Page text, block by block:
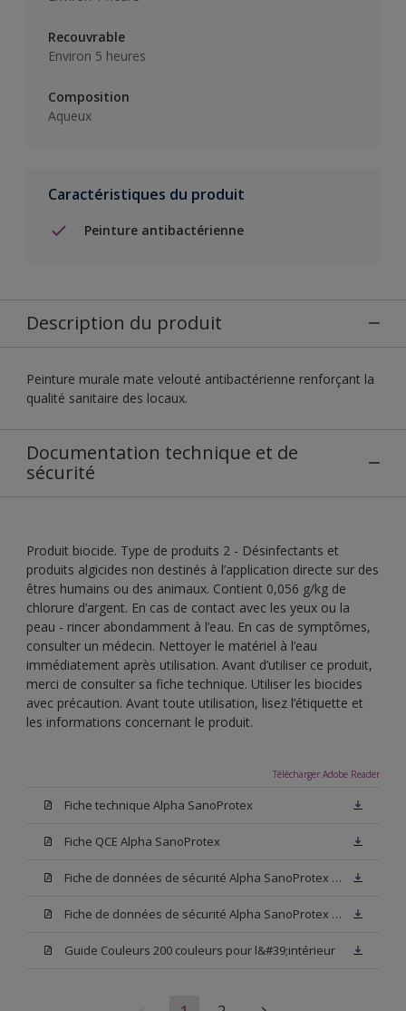
Recouvrable
Environ 5 heures
Composition
Aqueux
Caractéristiques du produit
Peinture antibactérienne
Description du produit
Peinture murale mate velouté antibactérienne renforçant la
qualité sanitaire des locaux.
Documentation technique et de
sécurité
Produit biocide. Type de produits 2 - Désinfectants et
produits algicides non destinés à l’application directe sur des
êtres humains ou des animaux. Contient 0,056 g/kg de
chlorure d’argent. En cas de contact avec les yeux ou la
peau - rincer abondamment à l’eau. En cas de symptômes,
consulter un médecin. Nettoyer le matériel à l’eau
immédiatement après utilisation. Avant d’utiliser ce produit,
merci de consulter sa fiche technique. Utiliser les biocides
avec précaution. Avant toute utilisation, lisez l’étiquette et
les informations concernant le produit.
Télécharger Adobe Reader
Fiche technique Alpha SanoProtex
Fiche QCE Alpha SanoProtex
Fiche de données de sécurité Alpha SanoProtex Base W05
Fiche de données de sécurité Alpha SanoProtex Base N00
Guide Couleurs 200 couleurs pour l&#39;intérieur